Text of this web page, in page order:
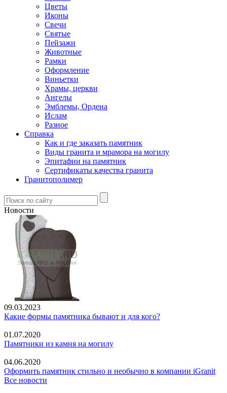
Цветы
Иконы
Свечи
Святые
Пейзажи
Животные
Рамки
Оформление
Виньетки
Храмы, церкви
Ангелы
Эмблемы, Ордена
Ислам
Разное
Справка
Как и где заказать памятник
Виды гранита и мрамора на могилу
Эпитафии на памятник
Сертификаты качества гранита
Гранитополимер
Новости
09.03.2023
Какие формы памятника бывают и для кого?
01.07.2020
Памятники из камня на могилу
04.06.2020
Оформить памятник стильно и необычно в компании iGranit
Все новости